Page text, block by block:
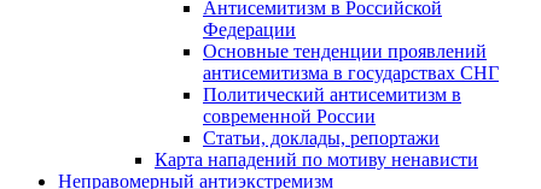
Антисемитизм в Российской
Федерации
Основные тенденции проявлений
антисемитизма в государствах СНГ
Политический антисемитизм в
современной России
Статьи, доклады, репортажи
Карта нападений по мотиву ненависти
Неправомерный антиэкстремизм